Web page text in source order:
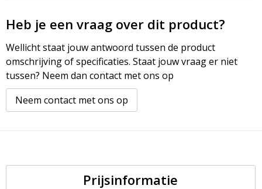
Heb je een vraag over dit product?
Wellicht staat jouw antwoord tussen de product
omschrijving of specificaties. Staat jouw vraag er niet
tussen? Neem dan contact met ons op
Neem contact met ons op
Prijsinformatie